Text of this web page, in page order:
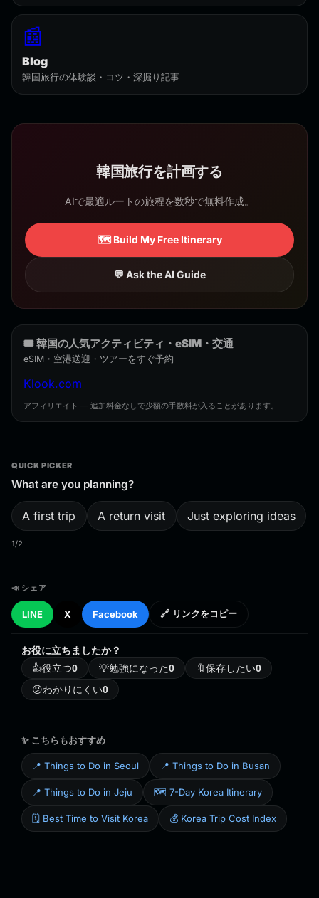
📰
Blog
韓国旅行の体験談・コツ・深掘り記事
韓国旅行を計画する
AIで最適ルートの旅程を数秒で無料作成。
🗺️ Build My Free Itinerary
💬 Ask the AI Guide
🎟️ 韓国の人気アクティビティ・eSIM・交通
eSIM・空港送迎・ツアーをすぐ予約
Klook.com
アフィリエイト — 追加料金なしで少額の手数料が入ることがあります。
QUICK PICKER
What are you planning?
A first trip A return visit Just exploring ideas
1/2
📣 シェア
LINE X Facebook 🔗 リンクをコピー
お役に立ちましたか？
👍役立つ0 💡勉強になった0 🔖保存したい0
😕わかりにくい0
✨ こちらもおすすめ
📍 Things to Do in Seoul 📍 Things to Do in Busan
📍 Things to Do in Jeju 🗺️ 7-Day Korea Itinerary
🗓️ Best Time to Visit Korea 💰 Korea Trip Cost Index